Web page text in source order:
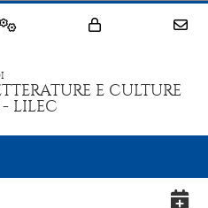
E CULTURE
LILEC